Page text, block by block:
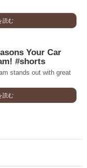
読む
Your Car
#shorts
stands out with great
読む